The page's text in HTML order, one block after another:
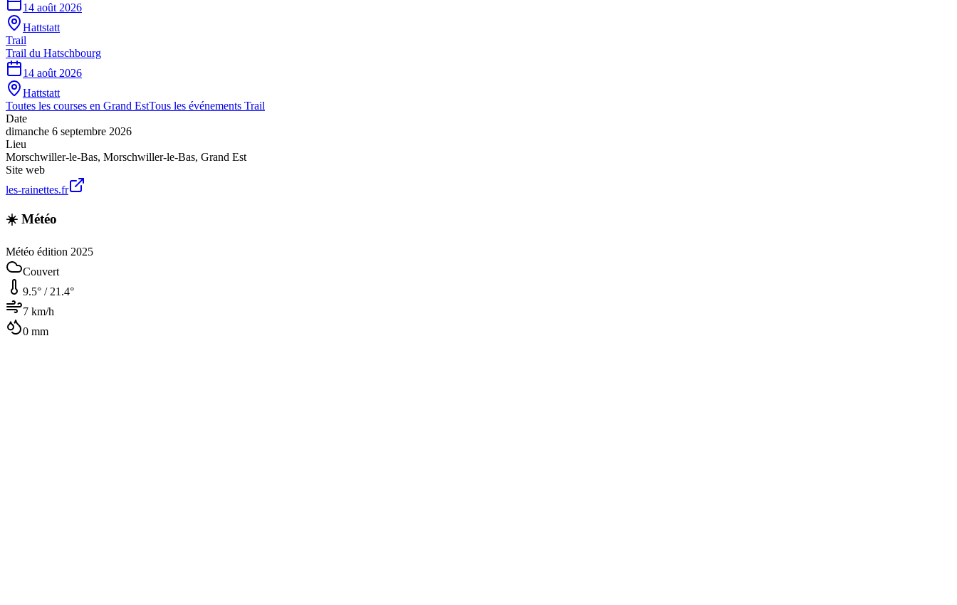
14 août 2026
Hattstatt
Trail
Trail du Hatschbourg
14 août 2026
Hattstatt
Toutes les courses en Grand EstTous les événements Trail
Date
dimanche 6 septembre 2026
Lieu
Morschwiller-le-Bas, Morschwiller-le-Bas, Grand Est
Site web
les-rainettes.fr
☀️ Météo
Météo édition 2025
Couvert
9.5° / 21.4°
7 km/h
0 mm